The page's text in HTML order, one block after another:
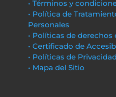
• Términos y
• Política de
Personales
• Políticas de derechos
• Certificado de
• Políticas de
• Mapa del Sitio